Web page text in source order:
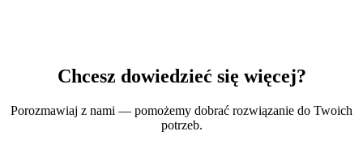
Chcesz dowiedzieć się więcej?
Porozmawiaj z nami — pomożemy dobrać rozwiązanie do Twoich
potrzeb.